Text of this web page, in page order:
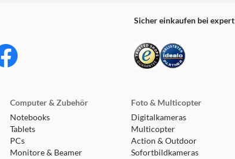
Sicher einkaufen bei expert
Computer & Zubehör
Notebooks
Tablets
PCs
Monitore & Beamer
Foto & Multicopter
Digitalkameras
Multicopter
Action & Outdoor
Sofortbildkameras